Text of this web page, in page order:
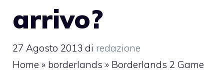
arrivo?
27 Agosto 2013 di redazione
Home » borderlands » Borderlands 2 Game